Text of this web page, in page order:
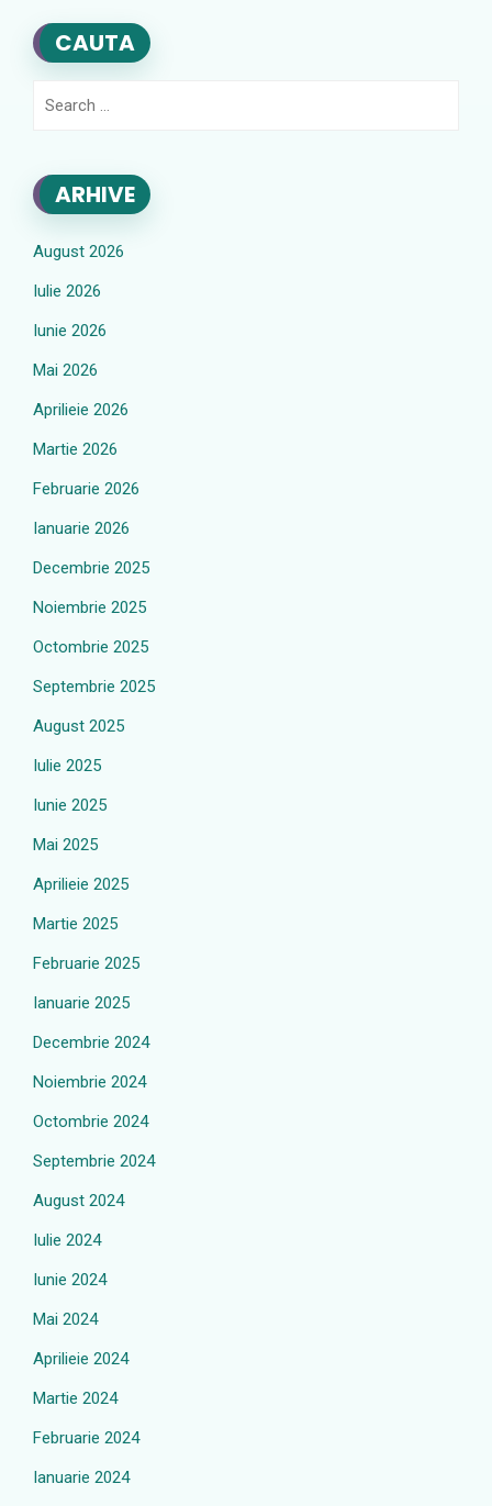
CAUTA
ARHIVE
August 2026
Iulie 2026
Iunie 2026
Mai 2026
Aprilieie 2026
Martie 2026
Februarie 2026
Ianuarie 2026
Decembrie 2025
Noiembrie 2025
Octombrie 2025
Septembrie 2025
August 2025
Iulie 2025
Iunie 2025
Mai 2025
Aprilieie 2025
Martie 2025
Februarie 2025
Ianuarie 2025
Decembrie 2024
Noiembrie 2024
Octombrie 2024
Septembrie 2024
August 2024
Iulie 2024
Iunie 2024
Mai 2024
Aprilieie 2024
Martie 2024
Februarie 2024
Ianuarie 2024